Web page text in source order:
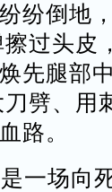
纷倒地
过头皮
先腿部
劈、用
路。
一场向